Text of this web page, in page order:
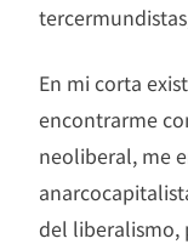
En mi corta
encontrarme
neoliberal, me
del liberalismo,